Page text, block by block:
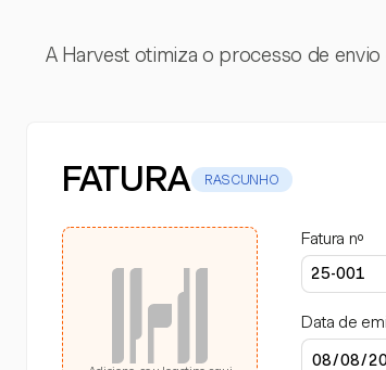
A Harvest otimiza o processo de
FATURA RASCUNHO
Fatura nº
Data de